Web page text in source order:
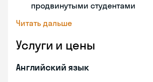
продвинутыми студентами
Читать дальше
Услуги и цены
Английский язык